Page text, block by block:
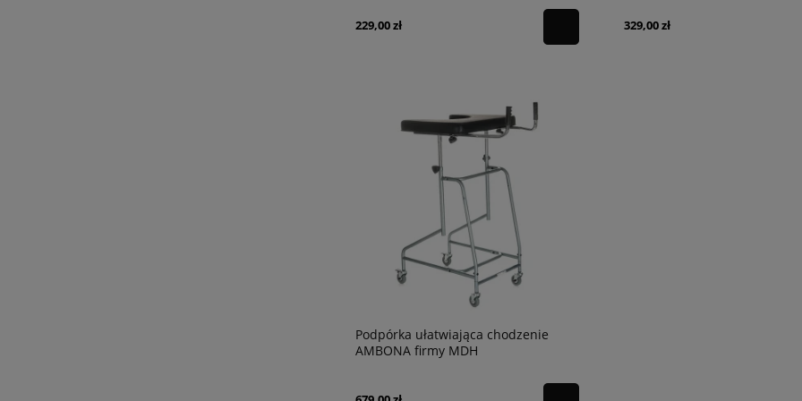
229,00 zł 329,00 zł
Podpórka ułatwiająca chodzenie
AMBONA firmy MDH